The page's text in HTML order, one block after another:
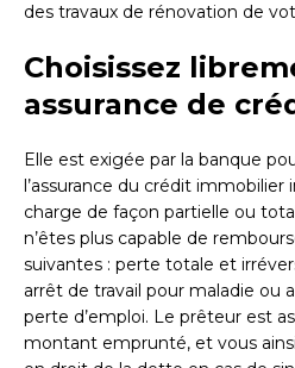
des travaux de rénovation de
Choisissez
assurance de
Elle est exigée par la banque
l’assurance du crédit
charge de façon partielle ou
n’êtes plus capable de
suivantes : perte totale et
arrêt de travail pour maladie ou
perte d’emploi. Le prêteur est
montant emprunté, et vous